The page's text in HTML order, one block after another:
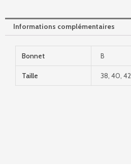
Informations complémentaires
Bonnet B
Taille 38, 40, 42